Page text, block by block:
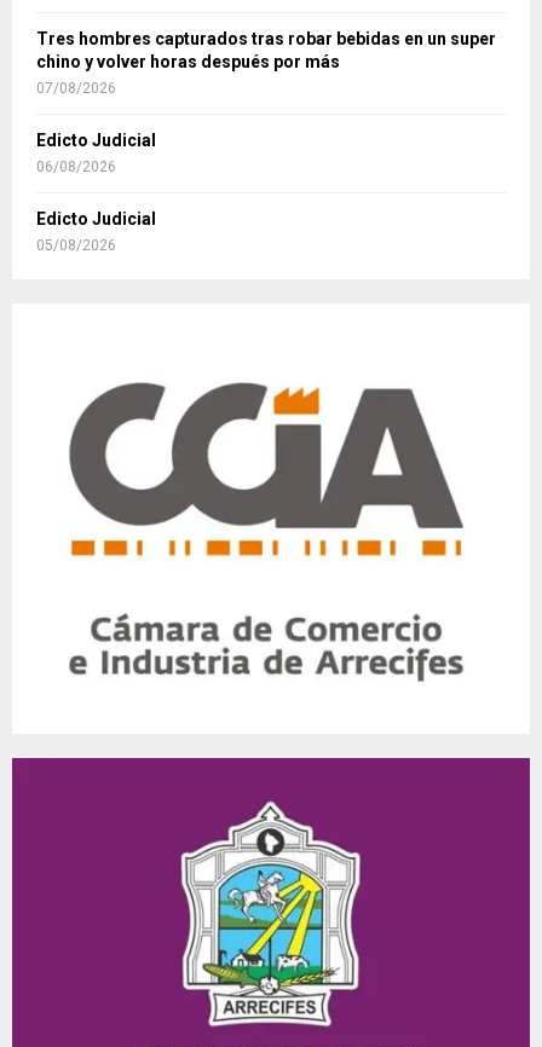
Tres hombres capturados tras robar bebidas en un super
chino y volver horas después por más
07/08/2026
Edicto Judicial
06/08/2026
Edicto Judicial
05/08/2026